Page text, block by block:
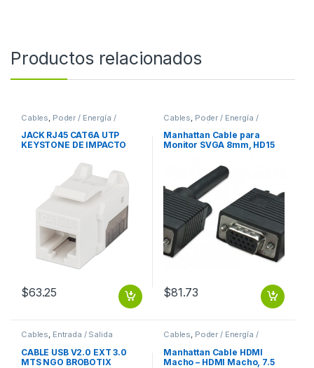
Productos relacionados
Cables Poder / Energía /
Alimentación
JACK RJ45 CAT6A UTP
KEYSTONE DE IMPACTO
$63.25
Cables Poder / Energía /
Alimentación
Manhattan Cable para
Monitor SVGA 8mm, HD15
Metros, Negro 8MM
MACHO-HEMBRA MONITOR
PROYECTOR
$81.73
Cables, Entrada / Salida
CABLE USB V2.0 EXT 3.0
MTS NGO BROBOTIX
Cables, Poder / Energía /
Alimentación
Manhattan Cable HDMI
Macho – HDMI Macho, 7.5